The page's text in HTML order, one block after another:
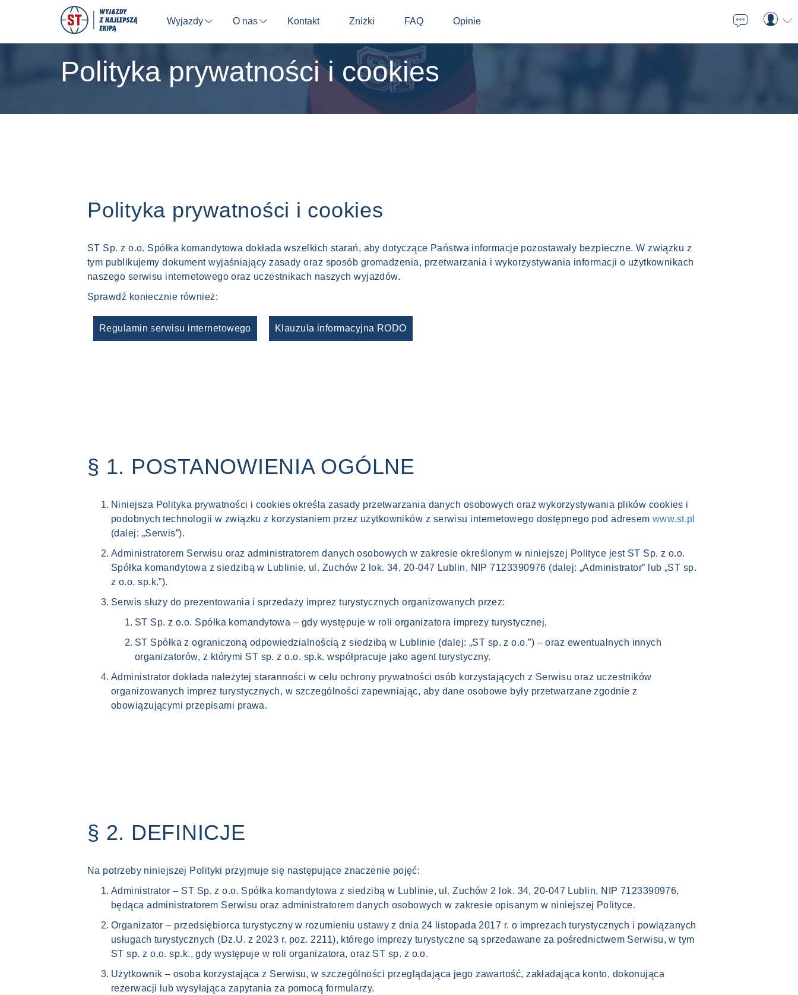
Wyjazdy ⬇ O nas ⬇ Kontakt Zniżki FAQ Opinie  ⬇
Polityka prywatności i cookies
Polityka prywatności i cookies
ST Sp. z o.o. Spółka komandytowa dokłada wszelkich starań, aby dotyczące Państwa informacje pozostawały bezpieczne. W związku z
tym publikujemy dokument wyjaśniający zasady oraz sposób gromadzenia, przetwarzania i wykorzystywania informacji o użytkownikach
naszego serwisu internetowego oraz uczestnikach naszych wyjazdów.
Sprawdź koniecznie również:
Regulamin serwisu internetowego Klauzula informacyjna RODO
§ 1. POSTANOWIENIA OGÓLNE
Niniejsza Polityka prywatności i cookies określa zasady przetwarzania danych osobowych oraz wykorzystywania plików cookies i
podobnych technologii w związku z korzystaniem przez użytkowników z serwisu internetowego dostępnego pod adresem www.st.pl
(dalej: „Serwis”).
Administratorem Serwisu oraz administratorem danych osobowych w zakresie określonym w niniejszej Polityce jest ST Sp. z o.o.
Spółka komandytowa z siedzibą w Lublinie, ul. Zuchów 2 lok. 34, 20-047 Lublin, NIP 7123390976 (dalej: „Administrator” lub „ST sp.
z o.o. sp.k.”).
Serwis służy do prezentowania i sprzedaży imprez turystycznych organizowanych przez:
ST Sp. z o.o. Spółka komandytowa – gdy występuje w roli organizatora imprezy turystycznej,
ST Spółka z ograniczoną odpowiedzialnością z siedzibą w Lublinie (dalej: „ST sp. z o.o.”) – oraz ewentualnych innych
organizatorów, z którymi ST sp. z o.o. sp.k. współpracuje jako agent turystyczny.
Administrator dokłada należytej staranności w celu ochrony prywatności osób korzystających z Serwisu oraz uczestników
organizowanych imprez turystycznych, w szczególności zapewniając, aby dane osobowe były przetwarzane zgodnie z
obowiązującymi przepisami prawa.
§ 2. DEFINICJE
Na potrzeby niniejszej Polityki przyjmuje się następujące znaczenie pojęć:
Administrator – ST Sp. z o.o. Spółka komandytowa z siedzibą w Lublinie, ul. Zuchów 2 lok. 34, 20-047 Lublin, NIP 7123390976,
będąca administratorem Serwisu oraz administratorem danych osobowych w zakresie opisanym w niniejszej Polityce.
Organizator – przedsiębiorca turystyczny w rozumieniu ustawy z dnia 24 listopada 2017 r. o imprezach turystycznych i powiązanych
usługach turystycznych (Dz.U. z 2023 r. poz. 2211), którego imprezy turystyczne są sprzedawane za pośrednictwem Serwisu, w tym
ST sp. z o.o. sp.k., gdy występuje w roli organizatora, oraz ST sp. z o.o.
Użytkownik – osoba korzystająca z Serwisu, w szczególności przeglądająca jego zawartość, zakładająca konto, dokonująca
rezerwacji lub wysyłająca zapytania za pomocą formularzy.